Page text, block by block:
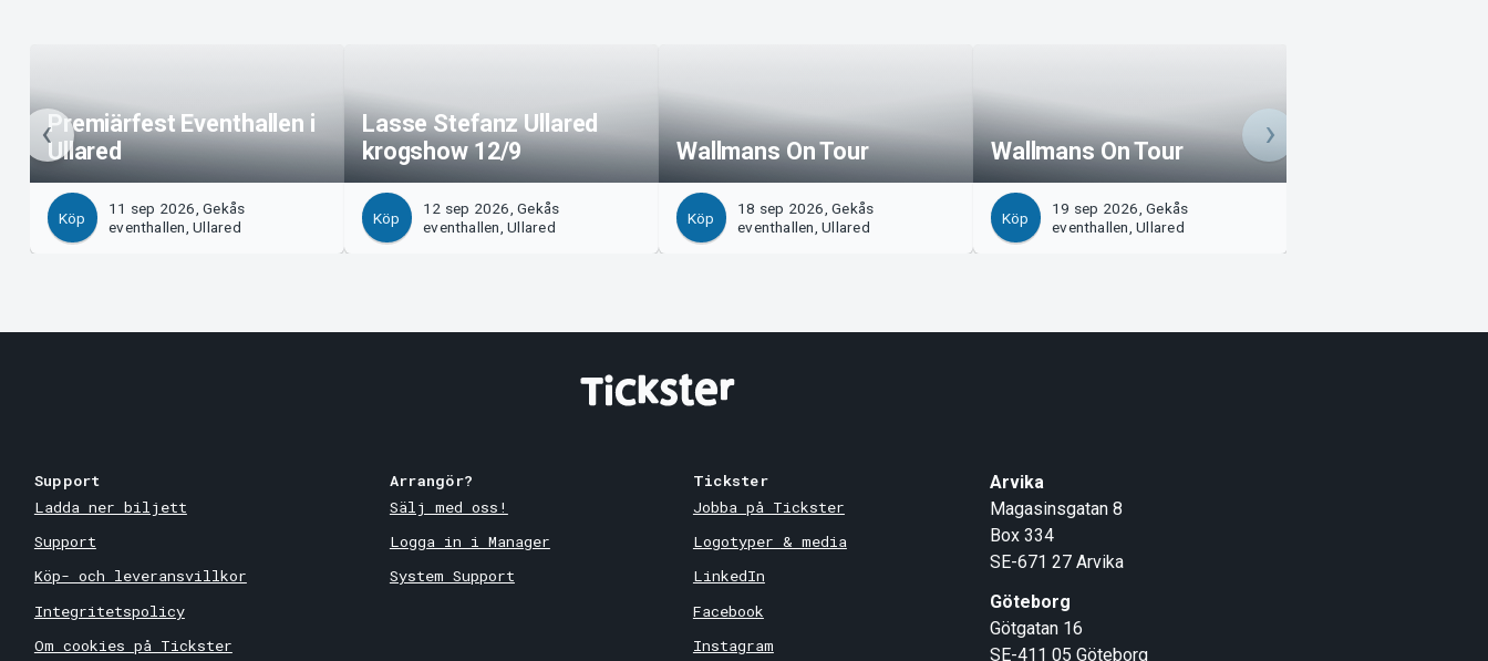
Premiärfest Eventhallen i
Ullared
Köp
11 sep 2026, Gekås
eventhallen, Ullared
Lasse Stefanz Ullared
krogshow 12/9
Köp
12 sep 2026, Gekås
eventhallen, Ullared
Wallmans On Tour
Köp
18 sep 2026, Gekås
eventhallen, Ullared
Wallmans On Tour
Köp
19 sep 2026, Gekås
eventhallen, Ullared
Support
Ladda ner biljett
Support
Köp- och leveransvillkor
Integritetspolicy
Om cookies på Tickster
Arrangör?
Sälj med oss!
Logga in i Manager
System Support
Tickster
Jobba på Tickster
Logotyper & media
LinkedIn
Facebook
Instagram
Arvika
Magasinsgatan 8
Box 334
SE-671 27 Arvika
Göteborg
Götgatan 16
SE-411 05 Göteborg